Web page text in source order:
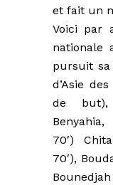
et fait un
Voici par
nationale
pursuit
d’Asie
de but),
70′)
70′),